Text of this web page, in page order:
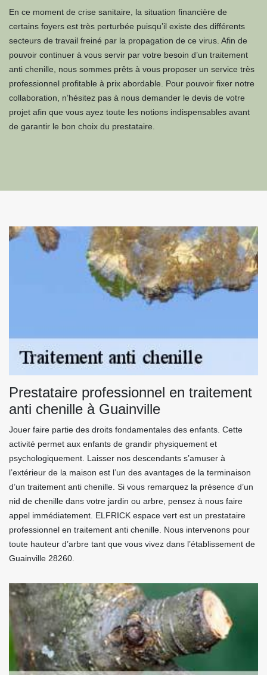
En ce moment de crise sanitaire, la situation financière de
certains foyers est très perturbée puisqu’il existe des différents
secteurs de travail freiné par la propagation de ce virus. Afin de
pouvoir continuer à vous servir par votre besoin d’un traitement
anti chenille, nous sommes prêts à vous proposer un service très
professionnel profitable à prix abordable. Pour pouvoir fixer notre
collaboration, n’hésitez pas à nous demander le devis de votre
projet afin que vous ayez toute les notions indispensables avant
de garantir le bon choix du prestataire.
Prestataire professionnel en traitement
anti chenille à Guainville
Jouer faire partie des droits fondamentales des enfants. Cette
activité permet aux enfants de grandir physiquement et
psychologiquement. Laisser nos descendants s’amuser à
l’extérieur de la maison est l’un des avantages de la terminaison
d’un traitement anti chenille. Si vous remarquez la présence d’un
nid de chenille dans votre jardin ou arbre, pensez à nous faire
appel immédiatement. ELFRICK espace vert est un prestataire
professionnel en traitement anti chenille. Nous intervenons pour
toute hauteur d’arbre tant que vous vivez dans l’établissement de
Guainville 28260.